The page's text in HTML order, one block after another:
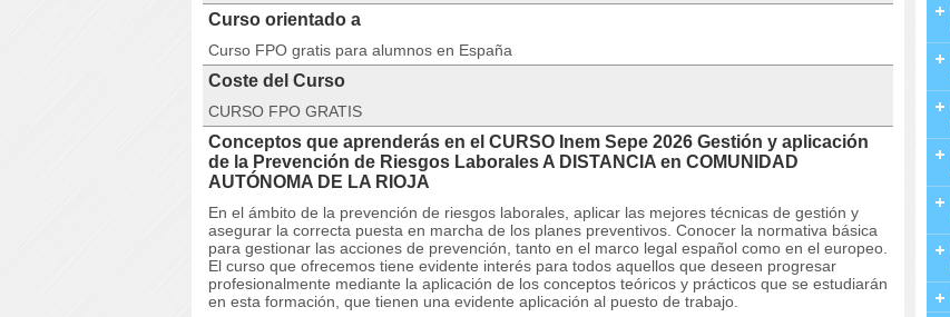
Curso orientado a
Curso FPO gratis para alumnos en España
Coste del Curso
CURSO FPO GRATIS
Conceptos que aprenderás en el CURSO Inem Sepe 2026 Gestión y aplicación
de la Prevención de Riesgos Laborales A DISTANCIA en COMUNIDAD
AUTÓNOMA DE LA RIOJA
En el ámbito de la prevención de riesgos laborales, aplicar las mejores técnicas de gestión y
asegurar la correcta puesta en marcha de los planes preventivos. Conocer la normativa básica
para gestionar las acciones de prevención, tanto en el marco legal español como en el europeo.
El curso que ofrecemos tiene evidente interés para todos aquellos que deseen progresar
profesionalmente mediante la aplicación de los conceptos teóricos y prácticos que se estudiarán
en esta formación, que tienen una evidente aplicación al puesto de trabajo.